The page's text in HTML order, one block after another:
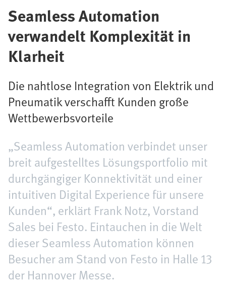
Seamless Automation
verwandelt Komplexität in
Klarheit
Die nahtlose Integration von Elektrik und
Pneumatik verschafft Kunden große
Wettbewerbsvorteile
„Seamless Automation verbindet unser
breit aufgestelltes Lösungsportfolio mit
durchgängiger Konnektivität und einer
intuitiven Digital Experience für unsere
Kunden“, erklärt Frank Notz, Vorstand
Sales bei Festo. Eintauchen in die Welt
dieser Seamless Automation können
Besucher am Stand von Festo in Halle 13
der Hannover Messe.